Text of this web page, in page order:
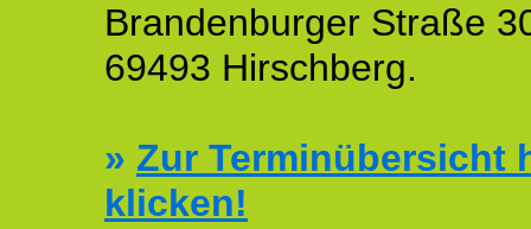
Brandenburger Straße
69493 Hirschberg.
» Zur Terminübersicht
klicken!